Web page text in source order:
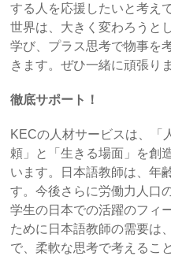
する人を応援したいと考え
世界は、大きく変わろうと
学び、プラス思考で物事を
きます。ぜひ一緒に頑張り
徹底サポート！
KECの人材サービスは、「
頼」と「生きる場面」を創
います。日本語教師は、年
す。今後さらに労働力人口
学生の日本での活躍のフィ
ために日本語教師の需要は
で、柔軟な思考で考えるこ